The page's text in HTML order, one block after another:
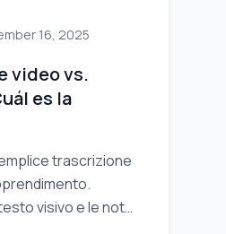
16, 2025
video vs.
es la
trascrizione
visivo e le note